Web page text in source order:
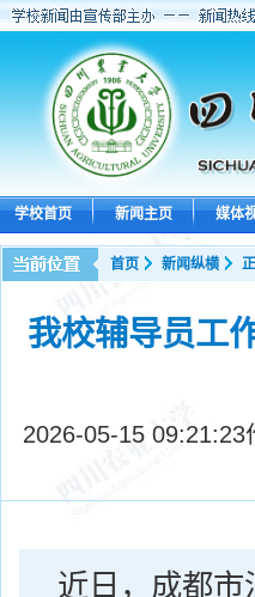
学校首页 新闻主页 媒体
首页 新闻纵横
我校辅导员工
2026-05-15 09:21:23
近日，成都